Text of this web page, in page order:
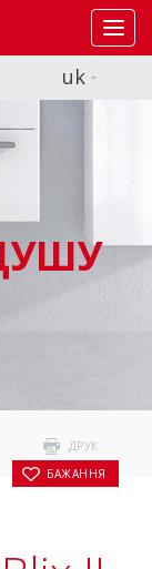
uk
ДРУК
БАЖАННЯ
ДУШУ : ДУШОВА